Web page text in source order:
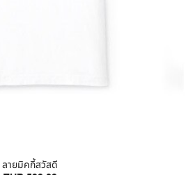
ลายมิคกี้สวัสดี